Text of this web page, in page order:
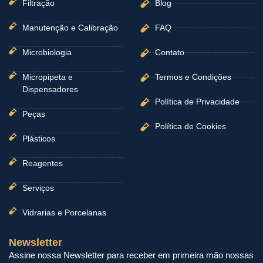
Filtração
Manutenção e Calibração
Microbiologia
Micropipeta e
Dispensadores
Peças
Plásticos
Reagentes
Serviços
Vidrarias e Porcelanas
Blog
FAQ
Contato
Termos e Condições
Política de Privacidade
Política de Cookies
Newsletter
Assine nossa Newsletter para receber em primeira mão nossas